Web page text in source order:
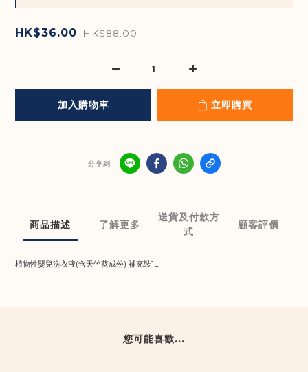
HK$36.00 HK$88.00
加入購物車 立即購買
分享到
商品描述 了解更多
送貨及付款方
式
顧客評價
植物性嬰兒洗衣液(含天竺葵成份) 補充裝1L
您可能喜歡...